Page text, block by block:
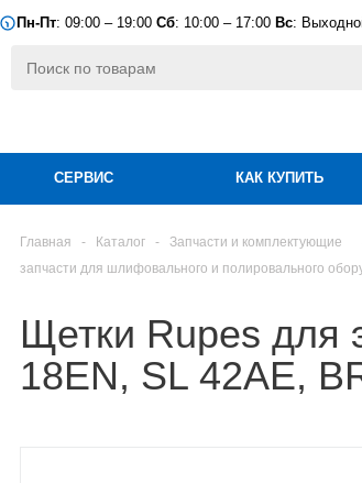
Пн-Пт: 09:00 – 19:00 Сб: 10:00 – 17:00 Вс:
СЕРВИС КАК КУПИТЬ
Главная - Каталог - Запчасти и комплектующие
запчасти для шлифовального и полировального
Щетки Rupes для
18EN, SL 42AE,